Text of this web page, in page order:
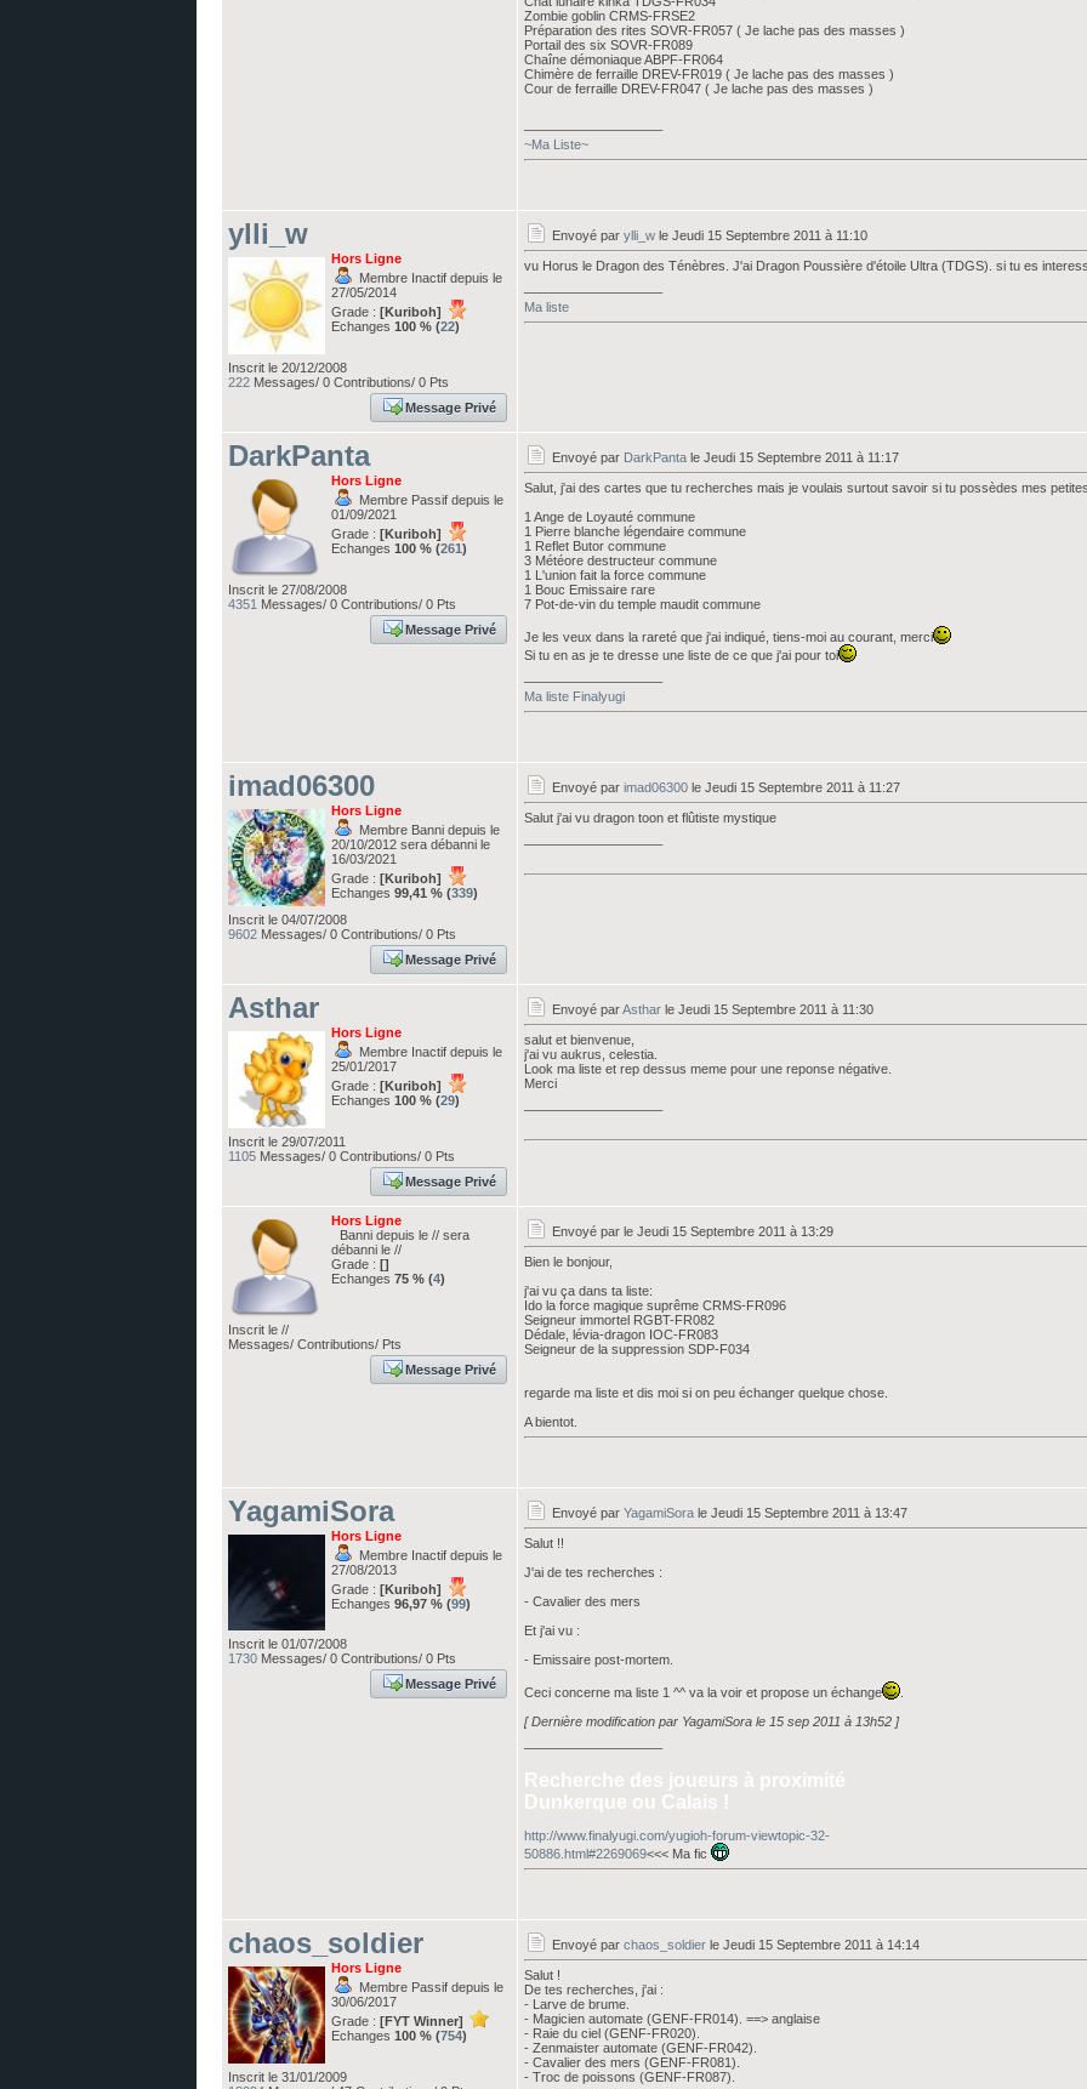
Zombie goblin CRMS-FRSE2
Préparation des rites SOVR-FR057 ( Je lache pas des masses )
Portail des six SOVR-FR089
Chaîne démoniaque ABPF-FR064
Chimère de ferraille DREV-FR019 ( Je lache pas des masses )
Cour de ferraille DREV-FR047 ( Je lache pas des masses )
~Ma Liste~
ylli_w
Hors Ligne
Membre Inactif depuis le
27/05/2014
Grade : [Kuriboh]
Echanges 100 % (22)
Inscrit le 20/12/2008
222 Messages/ 0 Contributions/ 0 Pts
Message Privé
Envoyé par ylli_w le Jeudi 15 Septembre 2011 à 11:10
vu Horus le Dragon des Ténèbres. J'ai Dragon Poussière d'étoile Ultra (TDGS). si tu es
Ma liste
DarkPanta
Hors Ligne
Membre Passif depuis le
01/09/2021
Grade : [Kuriboh]
Echanges 100 % (261)
Inscrit le 27/08/2008
4351 Messages/ 0 Contributions/ 0 Pts
Message Privé
Envoyé par DarkPanta le Jeudi 15 Septembre 2011 à 11:17
Salut, j'ai des cartes que tu recherches mais je voulais surtout savoir si tu possèdes mes
1 Ange de Loyauté commune
1 Pierre blanche légendaire commune
1 Reflet Butor commune
3 Météore destructeur commune
1 L'union fait la force commune
1 Bouc Emissaire rare
7 Pot-de-vin du temple maudit commune
Je les veux dans la rareté que j'ai indiqué, tiens-moi au courant, merci
Si tu en as je te dresse une liste de ce que j'ai pour toi
Ma liste Finalyugi
imad06300
Hors Ligne
Membre Banni depuis le
20/10/2012 sera débanni le
16/03/2021
Grade : [Kuriboh]
Echanges 99,41 % (339)
Inscrit le 04/07/2008
9602 Messages/ 0 Contributions/ 0 Pts
Message Privé
Envoyé par imad06300 le Jeudi 15 Septembre 2011 à 11:27
Salut j'ai vu dragon toon et flûtiste mystique
Asthar
Hors Ligne
Membre Inactif depuis le
25/01/2017
Grade : [Kuriboh]
Echanges 100 % (29)
Inscrit le 29/07/2011
1105 Messages/ 0 Contributions/ 0 Pts
Message Privé
Envoyé parAsthar le Jeudi 15 Septembre 2011 à 11:30
salut et bienvenue,
j'ai vu aukrus, celestia.
Look ma liste et rep dessus meme pour une reponse négative.
Merci
Hors Ligne
Banni depuis le // sera
débanni le //
Grade : []
Echanges 75 % (4)
Inscrit le //
Messages/ Contributions/ Pts
Message Privé
Envoyé par le Jeudi 15 Septembre 2011 à 13:29
Bien le bonjour,
j'ai vu ça dans ta liste:
Ido la force magique suprême CRMS-FR096
Seigneur immortel RGBT-FR082
Dédale, lévia-dragon IOC-FR083
Seigneur de la suppression SDP-F034
regarde ma liste et dis moi si on peu échanger quelque chose.
A bientot.
YagamiSora
Hors Ligne
Membre Inactif depuis le
27/08/2013
Grade : [Kuriboh]
Echanges 96,97 % (99)
Inscrit le 01/07/2008
1730 Messages/ 0 Contributions/ 0 Pts
Message Privé
Envoyé par YagamiSora le Jeudi 15 Septembre 2011 à 13:47
Salut !!
J'ai de tes recherches :
- Cavalier des mers
Et j'ai vu :
- Emissaire post-mortem.
Ceci concerne ma liste 1 ^^ va la voir et propose un échange
[ Dernière modification par YagamiSora le 15 sep 2011 à 13h52 ]
Recherche des joueurs à proximité
Dunkerque ou Calais !
http://www.finalyugi.com/yugioh-forum-viewtopic-32-
50886.html#2269069<<< Ma fic
chaos_soldier
Hors Ligne
Membre Passif depuis le
30/06/2017
Grade : [FYT Winner]
Echanges 100 % (754)
Inscrit le 31/01/2009
Envoyé par chaos_soldier le Jeudi 15 Septembre 2011 à 14:14
Salut !
De tes recherches, j'ai :
- Larve de brume.
- Magicien automate (GENF-FR014). ==> anglaise
- Raie du ciel (GENF-FR020).
- Zenmaister automate (GENF-FR042).
- Cavalier des mers (GENF-FR081).
- Troc de poissons (GENF-FR087).